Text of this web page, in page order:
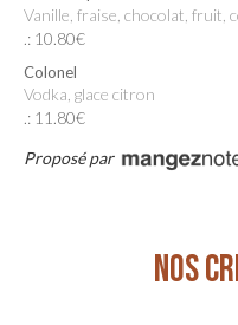
Vanille, fraise, chocolat,
.: 10.80€
Colonel
Vodka, glace citron
.: 11.80€
Proposé par
NOS